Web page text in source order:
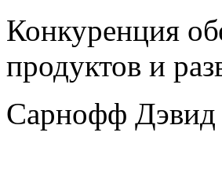
Конкуренция
продуктов и
Сарнофф Дэвид